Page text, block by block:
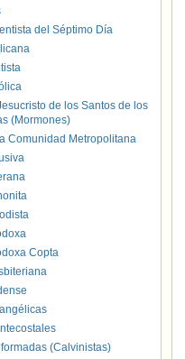
del Séptimo Día
de los Santos de los
(Mormones)
Comunidad Metropolitana
Copta
(Calvinistas)